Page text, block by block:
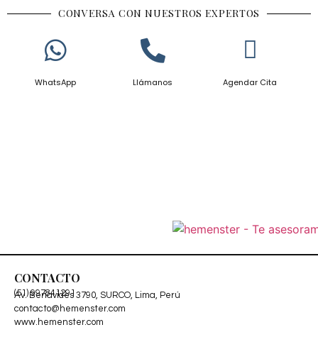
CONVERSA CON NUESTROS EXPERTOS
WhatsApp Llámanos Agendar Cita
CONTACTO
(51) 997841291
Av. Benavides 3790, SURCO, Lima, Perú
contacto@hemenster.com
www.hemenster.com